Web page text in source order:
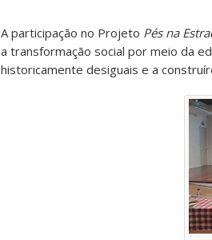
A participação no Projeto Pés na
a transformação social por meio da
historicamente desiguais e a